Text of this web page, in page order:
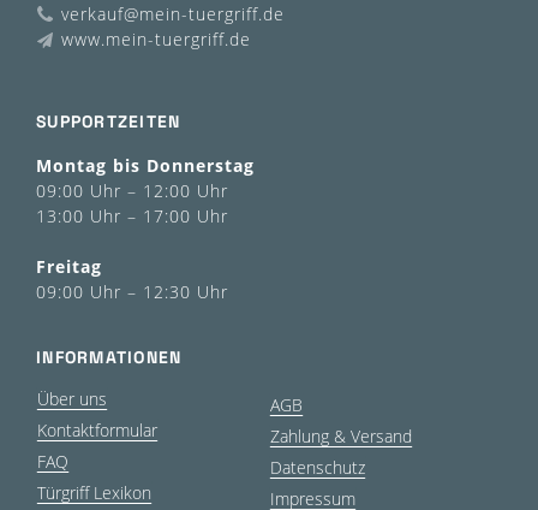
verkauf@mein-tuergriff.de
www.mein-tuergriff.de
SUPPORTZEITEN
Montag bis Donnerstag
09:00 Uhr – 12:00 Uhr
13:00 Uhr – 17:00 Uhr
Freitag
09:00 Uhr – 12:30 Uhr
INFORMATIONEN
Über uns
Kontaktformular
FAQ
Türgriff Lexikon
AGB
Zahlung & Versand
Datenschutz
Impressum